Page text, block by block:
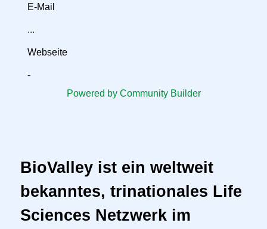
E-Mail
...
Webseite
-
Powered by Community Builder
BioValley ist ein weltweit
bekanntes, trinationales Life
Sciences Netzwerk im